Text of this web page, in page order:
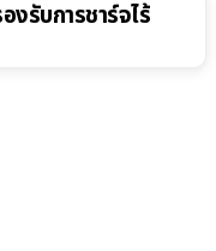
รับการชาร์จไร้